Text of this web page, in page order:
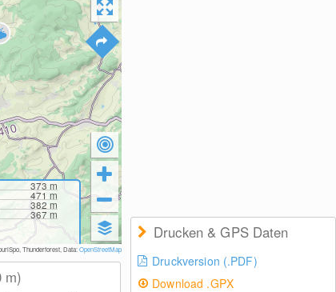
373m
471m
382m
367m
Thunderforest, Data:OpenStreetMap
Drucken & GPS Daten
Druckversion (.PDF)
Download .GPX
m)